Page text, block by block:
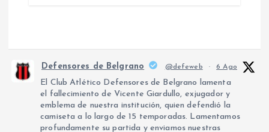
Defensores de Belgrano @defeweb · 6 Ago
El Club Atlético Defensores de Belgrano lamenta
el fallecimiento de Vicente Giardullo, exjugador y
emblema de nuestra institución, quien defendió la
camiseta a lo largo de 15 temporadas. Lamentamos
profundamente su partida y enviamos nuestras